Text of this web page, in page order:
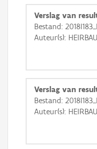
Verslag van
Bestand:
Auteur(s):
Verslag van
Bestand:
Auteur(s):